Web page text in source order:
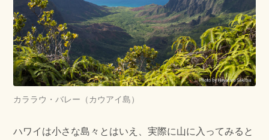
カララウ・バレー（カウアイ島）
ハワイは小さな島々とはいえ、実際に山に入ってみると